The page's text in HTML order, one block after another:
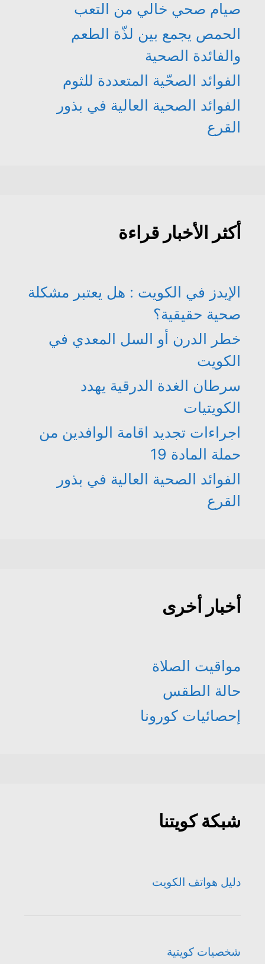
صيام صحي خالي من التعب
الحمص يجمع بين لذّة الطعم
والفائدة الصحية
الفوائد الصحّية المتعددة للثوم
الفوائد الصحية العالية في بذور
القرع
أكثر الأخبار قراءة
الإيدز في الكويت : هل يعتبر مشكلة
صحية حقيقية؟
خطر الدرن أو السل المعدي في
الكويت
سرطان الغدة الدرقية يهدد
الكويتيات
اجراءات تجديد اقامة الوافدين من
حملة المادة 19
الفوائد الصحية العالية في بذور
القرع
أخبار أخرى
مواقيت الصلاة
حالة الطقس
إحصائيات كورونا
شبكة كويتنا
دليل هواتف الكويت
شخصيات كويتية